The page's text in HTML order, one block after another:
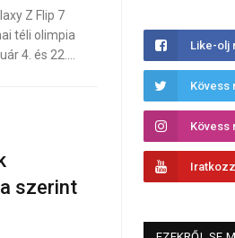
Z Flip 7
téli olimpia
4. és 22.…
szerint
Like-olj
Kövess
Kövess